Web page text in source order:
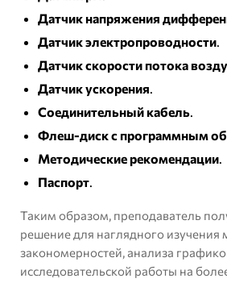
Датчик напряжения
Датчик электропроводности.
Датчик скорости потока
Датчик ускорения.
Соединительный кабель.
Флеш-диск с программным
Методические рекомендации.
Паспорт.
Таким образом, преподаватель
решение для наглядного изучения
закономерностей, анализа
исследовательской работы на